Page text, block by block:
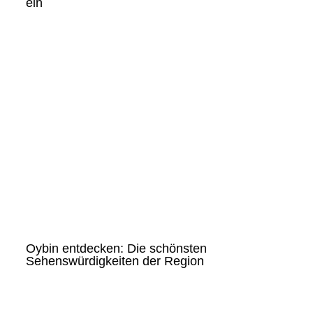
Oybin entdecken: Die schönsten
Sehenswürdigkeiten der Region